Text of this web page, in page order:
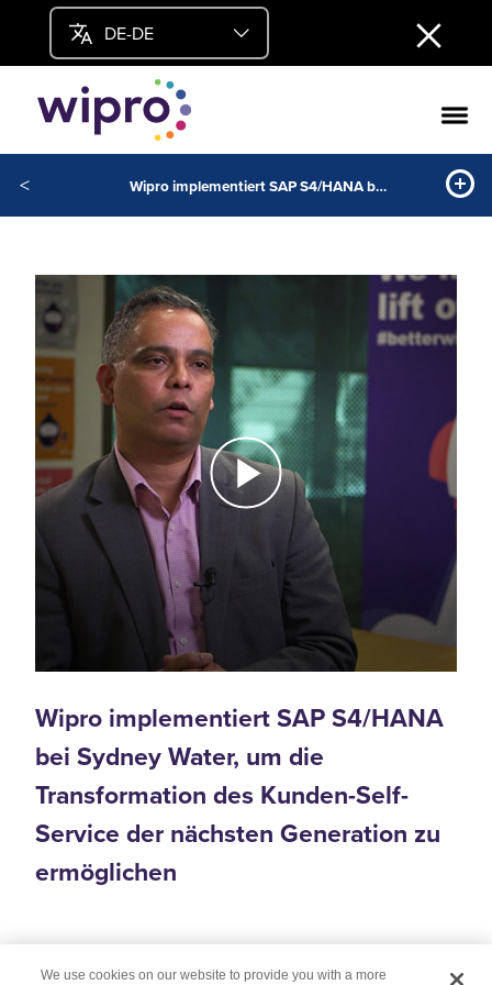
DE-DE
< Wipro implementiert SAP S4/HANA bei Sydney Water, um die Transformation des Kunden-Self-Service der nächsten Generation zu ermöglichen
Wipro implementiert SAP S4/HANA
bei Sydney Water, um die
Transformation des Kunden-Self-
Service der nächsten Generation zu
ermöglichen
We use cookies on our website to provide you with a more